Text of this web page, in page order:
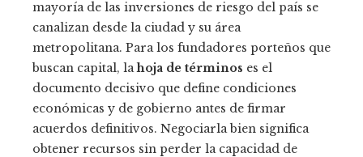
mayoría de las inversiones de riesgo del país se
canalizan desde la ciudad y su área
metropolitana. Para los fundadores porteños que
buscan capital, lahoja de términos es el
documento decisivo que define condiciones
económicas y de gobierno antes de firmar
acuerdos definitivos. Negociarla bien significa
obtener recursos sin perder la capacidad de